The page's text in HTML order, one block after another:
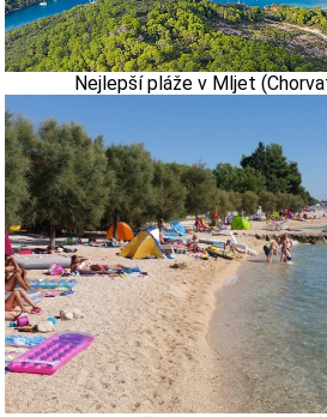
Nejlepší pláže v Mljet